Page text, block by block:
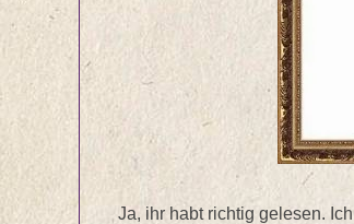
Ja, ihr habt richtig gelesen.